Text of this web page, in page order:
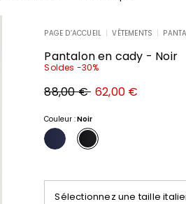
Découvrez nos RobesDécouvrez nos Sandales
PAGE D’ACCUEIL VÊTEMENTS
Pantalon en cady - Noir
Soldes -30%
Prix
original
€
88,00 € Nouveau
prix
62,00 €
Couleur :Noir
Sélectionnez une taille